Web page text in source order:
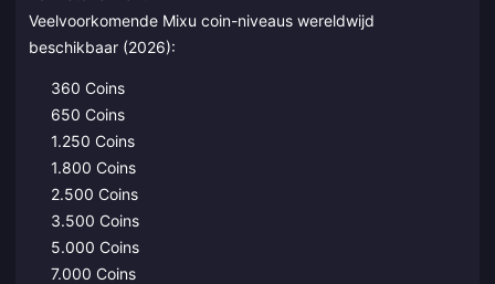
Veelvoorkomende Mixu coin-niveaus wereldwijd
beschikbaar (2026):
360 Coins
650 Coins
1.250 Coins
1.800 Coins
2.500 Coins
3.500 Coins
5.000 Coins
7.000 Coins